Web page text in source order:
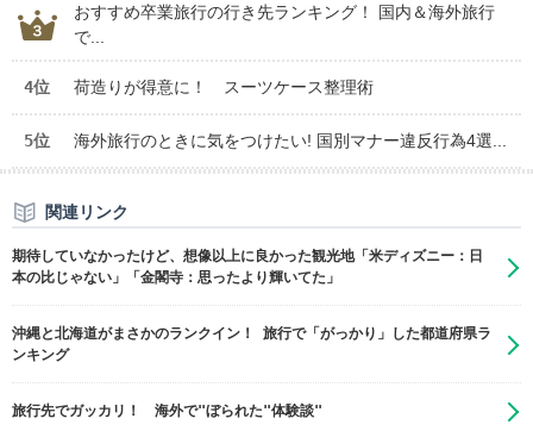
おすすめ卒業旅行の行き先ランキング！ 国内＆海外旅行
で...
4位 荷造りが得意に！ スーツケース整理術
5位 海外旅行のときに気をつけたい! 国別マナー違反行為4選...
関連リンク
期待していなかったけど、想像以上に良かった観光地「米ディズニー：日
本の比じゃない」「金閣寺：思ったより輝いてた」
沖縄と北海道がまさかのランクイン！ 旅行で「がっかり」した都道府県ラ
ンキング
旅行先でガッカリ！ 海外で"ぼられた"体験談"